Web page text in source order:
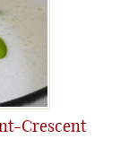
Crescent